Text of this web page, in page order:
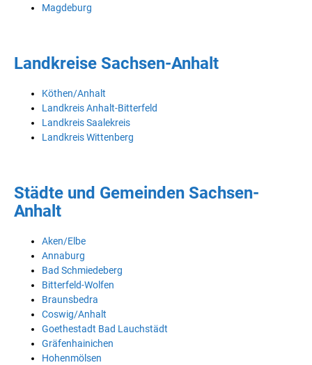
Magdeburg
Landkreise Sachsen-Anhalt
Köthen/Anhalt
Landkreis Anhalt-Bitterfeld
Landkreis Saalekreis
Landkreis Wittenberg
Städte und Gemeinden Sachsen-
Anhalt
Aken/Elbe
Annaburg
Bad Schmiedeberg
Bitterfeld-Wolfen
Braunsbedra
Coswig/Anhalt
Goethestadt Bad Lauchstädt
Gräfenhainichen
Hohenmölsen